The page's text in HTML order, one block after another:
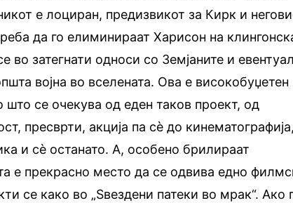
е лоциран, предизвикот за Кирк и
да го елиминираат Харисон на
во затегнати односи со Земјаните и
војна во вселената. Ова е високобуџетен
се очекува од еден таков проект, од
пресврти, акција па сè до кинематографија,
и сè останато. А, особено брилираат
е прекрасно место да се одвива едно
се како во „Ѕвездени патеки во мрак“. Ако